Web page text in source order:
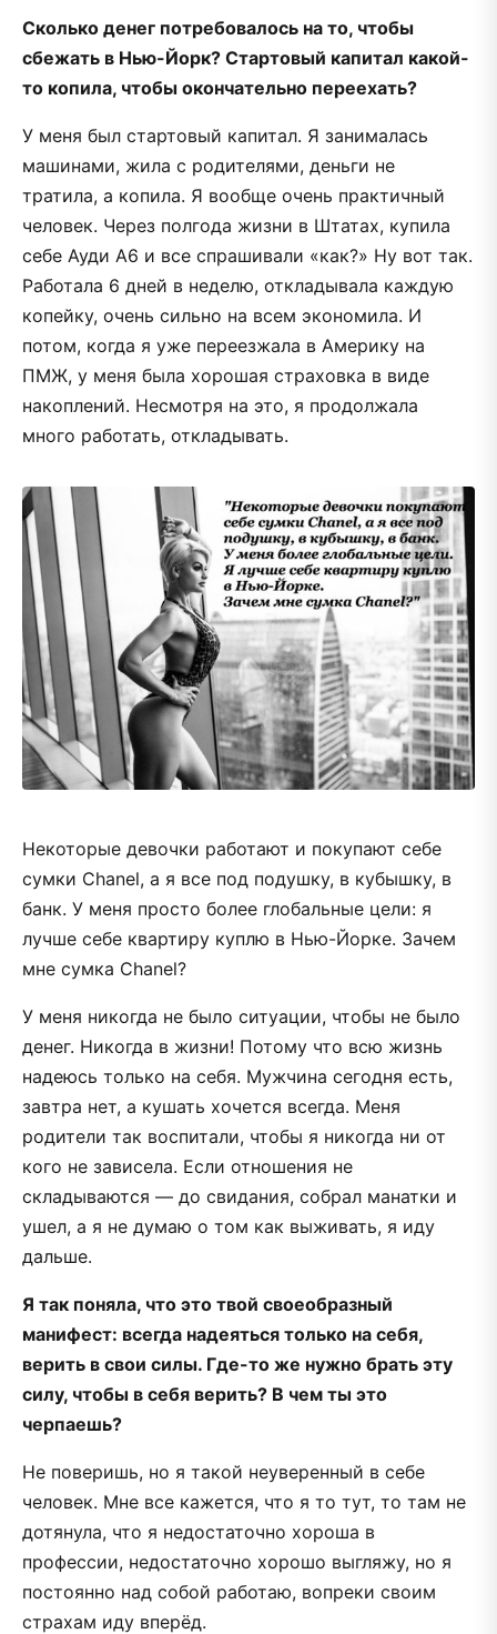
Сколько денег потребовалось на то, чтобы
сбежать в Нью-Йорк? Стартовый капитал какой-
то копила, чтобы окончательно переехать?
У меня был стартовый капитал. Я занималась
машинами, жила с родителями, деньги не
тратила, а копила. Я вообще очень практичный
человек. Через полгода жизни в Штатах, купила
себе Ауди А6 и все спрашивали «как?» Ну вот так.
Работала 6 дней в неделю, откладывала каждую
копейку, очень сильно на всем экономила. И
потом, когда я уже переезжала в Америку на
ПМЖ, у меня была хорошая страховка в виде
накоплений. Несмотря на это, я продолжала
много работать, откладывать.
Некоторые девочки работают и покупают себе
сумки Chanel, а я все под подушку, в кубышку, в
банк. У меня просто более глобальные цели: я
лучше себе квартиру куплю в Нью-Йорке. Зачем
мне сумка Chanel?
У меня никогда не было ситуации, чтобы не было
денег. Никогда в жизни! Потому что всю жизнь
надеюсь только на себя. Мужчина сегодня есть,
завтра нет, а кушать хочется всегда. Меня
родители так воспитали, чтобы я никогда ни от
кого не зависела. Если отношения не
складываются — до свидания, собрал манатки и
ушел, а я не думаю о том как выживать, я иду
дальше.
Я так поняла, что это твой своеобразный
манифест: всегда надеяться только на себя,
верить в свои силы. Где-то же нужно брать эту
силу, чтобы в себя верить? В чем ты это
черпаешь?
Не поверишь, но я такой неуверенный в себе
человек. Мне все кажется, что я то тут, то там не
дотянула, что я недостаточно хороша в
профессии, недостаточно хорошо выгляжу, но я
постоянно над собой работаю, вопреки своим
страхам иду вперёд.